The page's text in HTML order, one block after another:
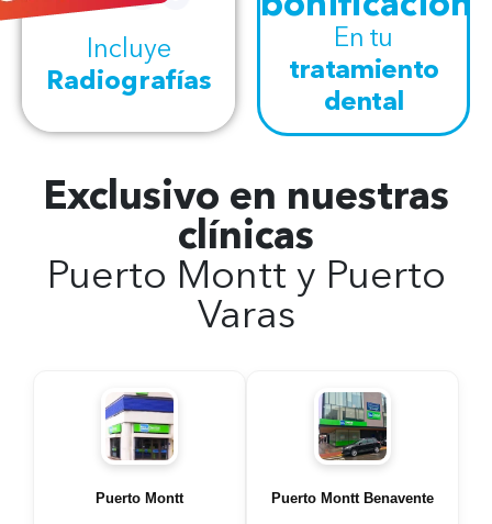
Incluye
Radiografías
En tu
tratamiento
dental
Exclusivo en nuestras
clínicas
Puerto Montt y Puerto
Varas
Puerto Montt Puerto Montt Benavente